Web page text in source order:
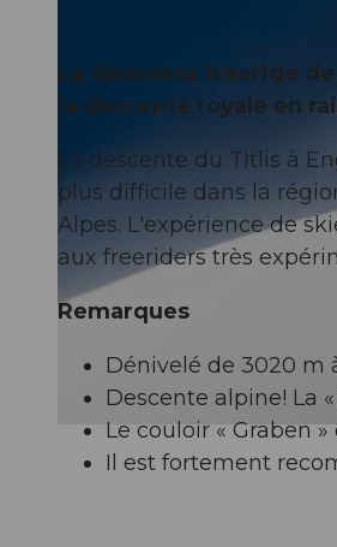
© Engelberg - Titlis Tourismus, Engelberg -Titlis Tourismus
© Engelberg - Titlis Tourismus, Engelberg-Titlis Tourismus,
La descente freeride
la descente royale en
La descente du Titlis à
plus difficile dans la
Alpes. L'expérience de
aux freeriders très
Remarques
Dénivelé de 3020 m
Descente alpine! La
Le couloir « Graben
Il est fortement